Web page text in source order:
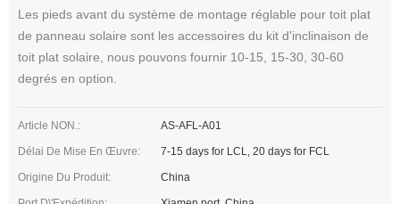
Les pieds avant du système de montage réglable pour toit plat
de panneau solaire sont les accessoires du kit d'inclinaison de
toit plat solaire, nous pouvons fournir 10-15, 15-30, 30-60
degrés en option.
Article NON.: AS-AFL-A01
Délai De Mise En Œuvre: 7-15 days for LCL, 20 days for FCL
Origine Du Produit: China